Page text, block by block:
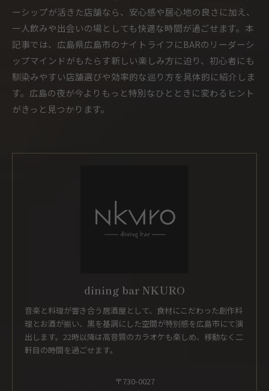
ーシップが活きた店舗なら、安心感や居心地の良さに加え、
一人飲みや出会いの場としても快適な時間が過ごせます。本
記事では、広島県広島市のナイトライフにBARのリーダーシ
ップマインドがもたらす新しい楽しみ方に迫り、初心者にも
馴染みやすい店舗選びや効率的な巡り方を具体的に紹介しま
す。広島の夜が今よりもっと特別なひとときに変わるヒント
がきっと見つかります。
dining bar NKURO
音楽と料理が響き合う居酒屋として、食材にこだわった創作料
理とお酒が揃い、黒を基調にした空間が特別感を広島市にて演
出します。22時以降は高音質のカラオケも楽しめ、移動なく二
軒目の時間を過ごせます。
〒730-0027